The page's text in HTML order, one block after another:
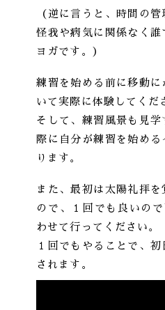
（逆に言うと、時間の
怪我や病気に関係なく
ヨガです。）
練習を始める前に移動に
いて実際に体験してくだ
そして、練習風景も見
際に自分が練習を始め
ります。
また、最初は太陽礼拝
ので、１回でも良いの
わせて行ってください。
１回でもやることで、
されます。